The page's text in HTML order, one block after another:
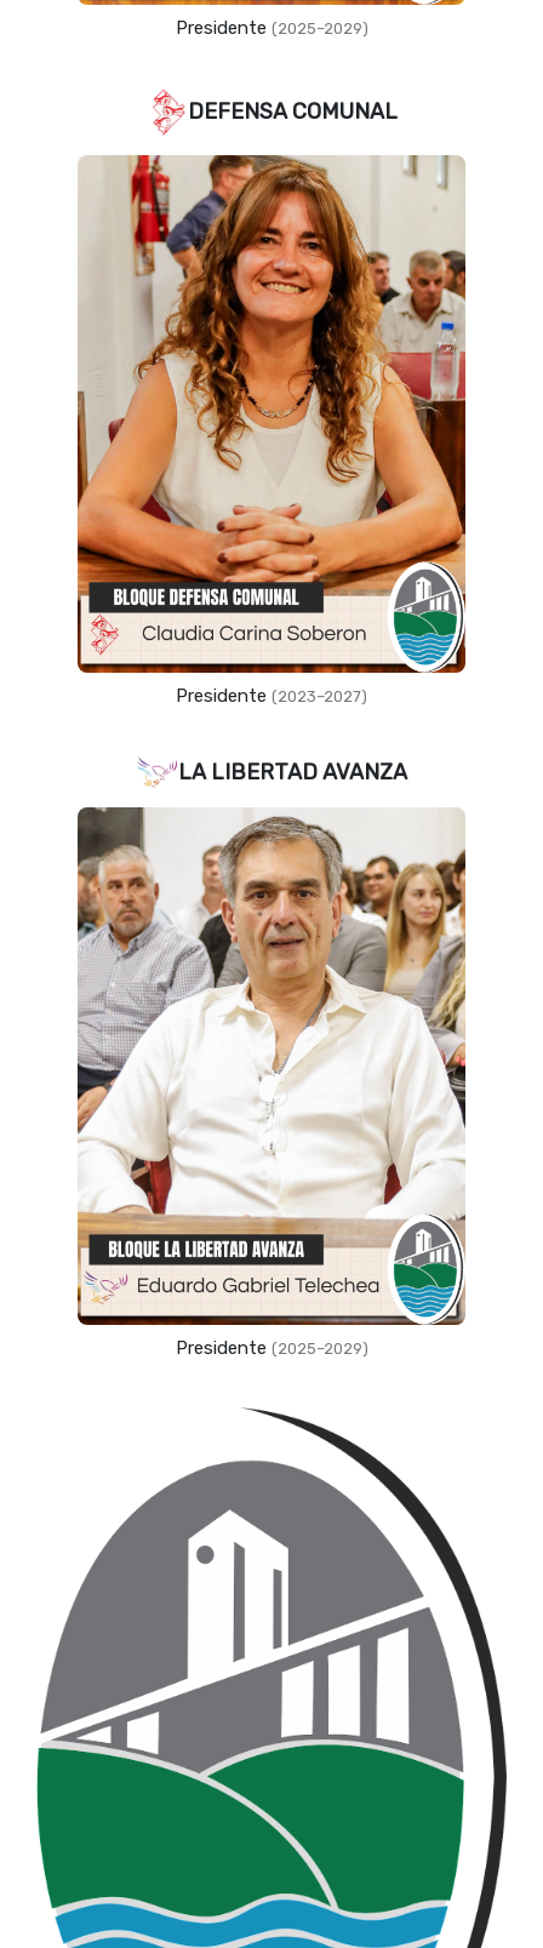
Vicepresidente(2023–2027)
DEFENSA COMUNAL
Presidente (2023–2027)
LA LIBERTAD AVANZA
Presidente (2025–2029)